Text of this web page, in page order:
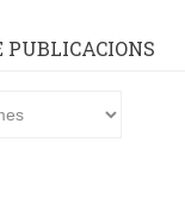
PUBLICACIONS